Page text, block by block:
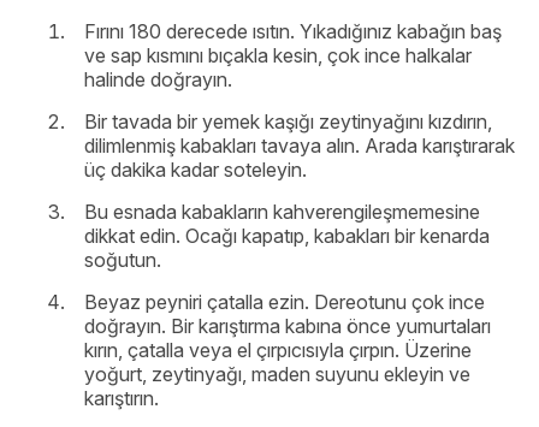
Fırını 180 derecede ısıtın. Yıkadığınız kabağın baş
ve sap kısmını bıçakla kesin, çok ince halkalar
halinde doğrayın.
Bir tavada bir yemek kaşığı zeytinyağını kızdırın,
dilimlenmiş kabakları tavaya alın. Arada karıştırarak
üç dakika kadar soteleyin.
Bu esnada kabakların kahverengileşmemesine
dikkat edin. Ocağı kapatıp, kabakları bir kenarda
soğutun.
Beyaz peyniri çatalla ezin. Dereotunu çok ince
doğrayın. Bir karıştırma kabına önce yumurtaları
kırın, çatalla veya el çırpıcısıyla çırpın. Üzerine
yoğurt, zeytinyağı, maden suyunu ekleyin ve
karıştırın.